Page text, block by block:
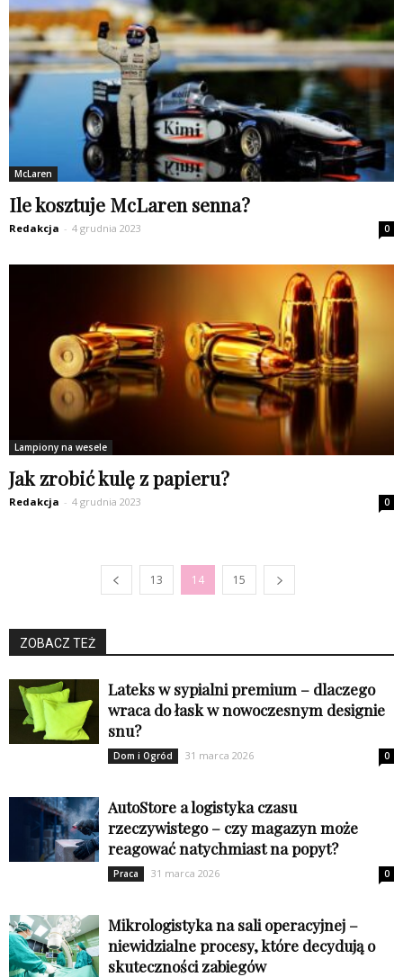
McLaren
Ile kosztuje McLaren senna?
Redakcja - 4 grudnia 2023 0
Lampiony na wesele
Jak zrobić kulę z papieru?
Redakcja - 4 grudnia 2023 0
13 14 15
ZOBACZ TEŻ
Lateks w sypialni premium – dlaczego
wraca do łask w nowoczesnym designie
snu?
Dom i Ogród 31 marca 2026 0
AutoStore a logistyka czasu
rzeczywistego – czy magazyn może
reagować natychmiast na popyt?
Praca 31 marca 2026 0
Mikrologistyka na sali operacyjnej –
niewidzialne procesy, które decydują o
skuteczności zabiegów